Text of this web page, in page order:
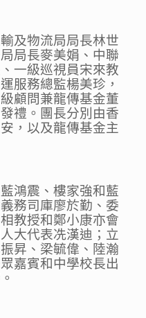
及物流局局長林世
局長麥美娟、中聯
一級巡視員宋來教
服務總監楊美珍，
顧問兼龍傳基金董
禮。團長分別由香
，以及龍傳基金主
鴻震、樓家強和藍
務司庫廖於勤、委
教授和鄭小康亦會
大代表冼漢迪；立
昇、梁毓偉、陸瀚
嘉賓和中學校長出